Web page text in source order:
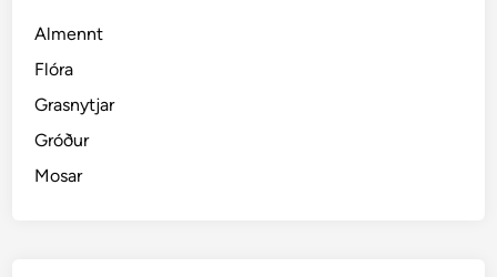
Almennt
Flóra
Grasnytjar
Gróður
Mosar